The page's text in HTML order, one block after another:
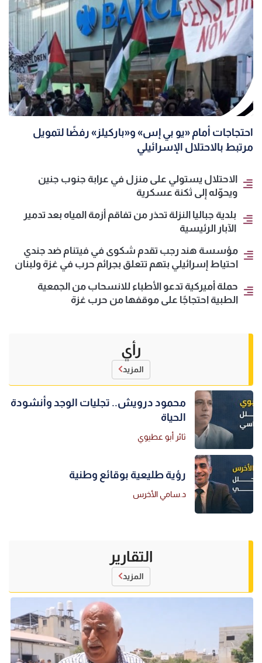
احتجاجات أمام «يو بي إس» و«باركيلز» رفضًا لتمويل
مرتبط بالاحتلال الإسرائيلي
الاحتلال يستولي على منزل في عرابة جنوب جنين
ويحوّله إلى ثكنة عسكرية
بلدية جباليا النزلة تحذر من تفاقم أزمة المياه بعد تدمير
الآبار الرئيسية
مؤسسة هند رجب تقدم شكوى في فيتنام ضد جندي
احتياط إسرائيلي بتهم تتعلق بجرائم حرب في غزة ولبنان
حملة أميركية تدعو الأطباء للانسحاب من الجمعية
الطبية احتجاجًا على موقفها من حرب غزة
رأي
المزيد
محمود درويش.. تجليات الوجد وأنشودة
الحياة
ثائر أبو عطيوي
رؤية طليعية بوقائع وطنية
د.سامي الأخرس
التقارير
المزيد